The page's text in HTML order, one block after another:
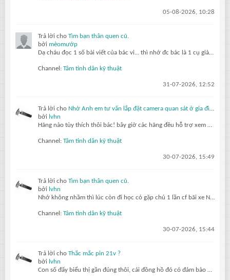
05-08-2026, 10:28
Trả lời cho Tìm bạn thân quen cũ.
bởi mèomướp
Dạ cháu đọc 1 số bài viết của bác vi... thì nhớ đc bác là 1 cụ già gần 80 tuổi, sức khỏe yếu. Đam mê và làm vc về kỹ thuật điện. Thích thơ ca. Có nhìu bài chia sẻ quý báu cho thế hệ sau. Tuy nhiên già rồi nên khái tính, bảo thủ, nhưng vẫn đáng kính ạ... còn lão nhathung... thì kiểu bố đời
Channel: Tâm tình dân kỹ thuật
31-07-2026, 12:52
Trả lời cho Nhờ Anh em tư vấn lắp đặt camera quan sát ở gia đình.
bởi lvhn
Hãng nào tùy thích thôi bác! bây giờ các hãng đều hỗ trợ xem qua máy tính hay điện thoại đều được. Gắn Trước tiên mua về cắm nguồn set ip hết xong hãy lắp lên, cam poe chỉ cần 4 lõi là hoạt động bình thường nên 1 dây kéo cho 2 cam vẫn ok
Channel: Tâm tình dân kỹ thuật
30-07-2026, 15:49
Trả lời cho Tìm bạn thân quen cũ.
bởi lvhn
Nhớ không nhầm thì lúc còn đi học có gặp chú 1 lần cf bãi xe Nguyễn Kim, giờ quán cf đó nghỉ bán rồi
Channel: Tâm tình dân kỹ thuật
30-07-2026, 15:44
Trả lời cho Thắc mắc pin 21v ?
bởi lvhn
Con số đấy biểu thị gần đúng thôi, cái đồng hồ đó có đảm bảo chính xác hay không? pin có cục lên 4v4 vẫn bình thường. Cái gì cũng có sai số trong phạm vi không quá lớn thì không ảnh hưởng gì đâu, bàn ngay ngón ngắn ngón dài mà